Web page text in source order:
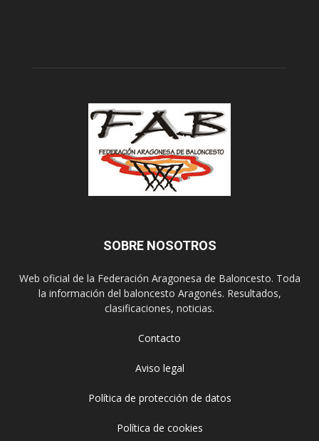
SOBRE NOSOTROS
Web oficial de la Federación Aragonesa de Baloncesto. Toda
la información del baloncesto Aragonés. Resultados,
clasificaciones, noticias.
Contacto
Aviso legal
Política de protección de datos
Política de cookies